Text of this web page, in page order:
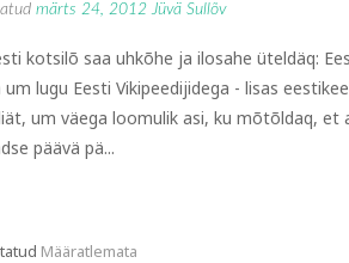
märts 24, 2012 Jüvä Sullõv
kotsilõ saa uhkõhe ja ilosahe üteldäq:
um lugu Eesti Vikipeedijidega - lisas
um väega loomulik asi, ku mõtõldaq,
päävä pä...
Määratlemata